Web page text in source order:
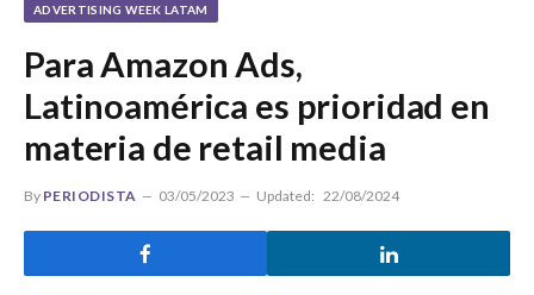
ADVERTISING WEEK LATAM
Para Amazon Ads,
Latinoamérica es prioridad en
materia de retail media
By PERIODISTA 03/05/2023 Updated: 22/08/2024